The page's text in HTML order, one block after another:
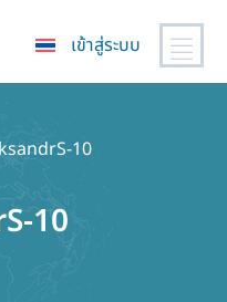
เข้าสู่ระบบ
10
10